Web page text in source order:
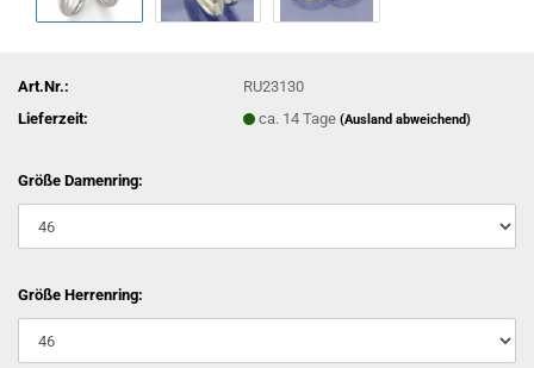
Art.Nr.:
RU23130
Lieferzeit:
ca. 14 Tage(Ausland abweichend)
Größe Damenring:
Größe Herrenring: